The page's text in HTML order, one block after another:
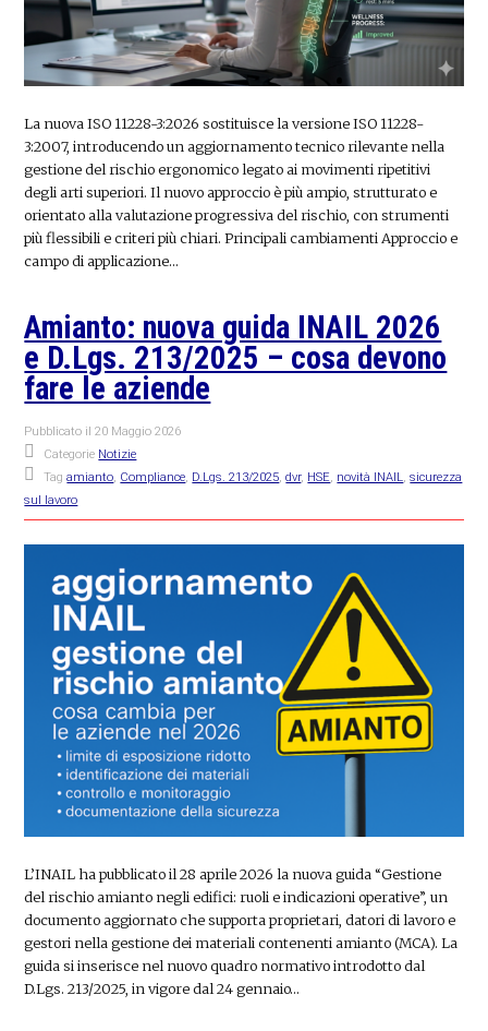
La nuova ISO 11228-3:2026 sostituisce la versione ISO 11228-
3:2007, introducendo un aggiornamento tecnico rilevante nella
gestione del rischio ergonomico legato ai movimenti ripetitivi
degli arti superiori. Il nuovo approccio è più ampio, strutturato e
orientato alla valutazione progressiva del rischio, con strumenti
più flessibili e criteri più chiari. Principali cambiamenti Approccio e
campo di applicazione…
Amianto: nuova guida INAIL 2026
e D.Lgs. 213/2025 – cosa devono
fare le aziende
Pubblicato il20 Maggio 2026
Categorie Notizie
Tagamianto, Compliance, D.Lgs. 213/2025,dvr, HSE, novità INAIL,sicurezza
sul lavoro
L’INAIL ha pubblicato il 28 aprile 2026 la nuova guida “Gestione
del rischio amianto negli edifici: ruoli e indicazioni operative”, un
documento aggiornato che supporta proprietari, datori di lavoro e
gestori nella gestione dei materiali contenenti amianto (MCA). La
guida si inserisce nel nuovo quadro normativo introdotto dal
D.Lgs. 213/2025, in vigore dal 24 gennaio…